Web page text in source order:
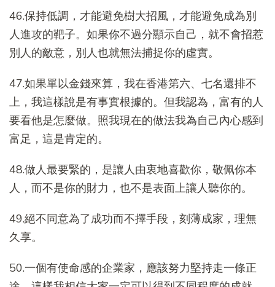
46.保持低調，才能避免樹大招風，才能避免成為別
人進攻的靶子。如果你不過分顯示自己，就不會招惹
別人的敵意，別人也就無法捕捉你的虛實。
47.如果單以金錢來算，我在香港第六、七名還排不
上，我這樣說是有事實根據的。但我認為，富有的人
要看他是怎麼做。照我現在的做法我為自己內心感到
富足，這是肯定的。
48.做人最要緊的，是讓人由衷地喜歡你，敬佩你本
人，而不是你的財力，也不是表面上讓人聽你的。
49.絕不同意為了成功而不擇手段，刻薄成家，理無
久享。
50.一個有使命感的企業家，應該努力堅持走一條正